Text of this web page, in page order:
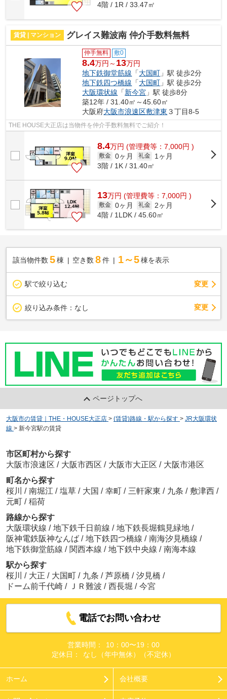
4階 / 1R / 33.47㎡
賃貸 | マンション グレイス難波南 仲介手数料無料
仲手無料 敷0
8.4万円～ 13万円
地下鉄御堂筋線 「大国町 」駅 徒歩2分
地下鉄四つ橋線 「大国町 」駅 徒歩2分
大阪環状線 「新今宮 」駅 徒歩8分
築12年 / 31.40㎡～45.60㎡
大阪府大阪市浪速区敷津東 ３丁目8-5
THE HOUSE大正店は当物件を仲介手数料無料でご紹介！
8.4万円 (管理費等：7,000円 )
敷金 0ヶ月 礼金
1ヶ月
3階 / 1K / 31.40㎡
13万円 (管理費等：7,000円 )
敷金 0ヶ月 礼金
2ヶ月
4階 / 1LDK / 45.60㎡
該当物件数 5棟 空き数 8 件 1～5 棟を表示
駅で絞り込む 変更
絞り込み条件： なし 変更
ページトップへ
大阪市の賃貸｜THE・HOUSE大正店 > (賃貸)路線・駅から探す > JR大阪環状
線 > 新今宮駅の賃貸
市区町村から探す
大阪市浪速区 / 大阪市西区 / 大阪市大正区 / 大阪市港区
町名から探す
桜川 / 南堀江 / 塩草 / 大国 / 幸町 / 三軒家東 / 九条 / 敷津西 /
元町 / 稲荷
路線から探す
大阪環状線 / 地下鉄千日前線 / 地下鉄長堀鶴見緑地 /
阪神電鉄阪神なんば / 地下鉄四つ橋線 / 南海汐見橋線 /
地下鉄御堂筋線 / 関西本線 / 地下鉄中央線 / 南海本線
駅から探す
桜川
/ 大正 / 大国町 / 九条 / 芦原橋 / 汐見橋 /
ドーム前千代崎 / ＪＲ難波 / 西長堀 / 今宮
電話でお問い合わせ
営業時間：
10：00〜19：00
定休日：
なし（年中無休）（不定休）
ホーム 会社概要